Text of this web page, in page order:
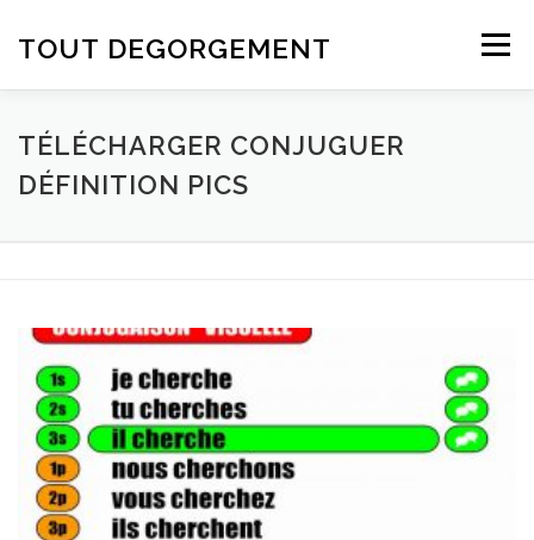
TOUT DEGORGEMENT Menu
TÉLÉCHARGER CONJUGUER
DÉFINITION PICS